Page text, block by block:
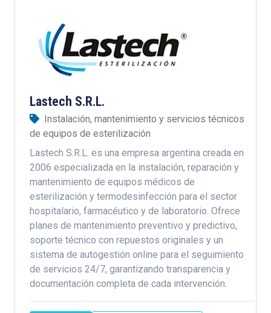
Lastech S.R.L.
Instalación, mantenimiento y servicios técnicos
de equipos de esterilización
Lastech S.R.L. es una empresa argentina creada en
2006 especializada en la instalación, reparación y
mantenimiento de equipos médicos de
esterilización y termodesinfección para el sector
hospitalario, farmacéutico y de laboratorio. Ofrece
planes de mantenimiento preventivo y predictivo,
soporte técnico con repuestos originales y un
sistema de autogestión online para el seguimiento
de servicios 24/7, garantizando transparencia y
documentación completa de cada intervención.